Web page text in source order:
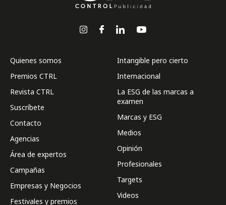
Quienes somos
Premios CTRL
Revista CTRL
Suscríbete
Contacto
Agencias
Área de expertos
Campañas
Empresas y Negocios
Festivales y premios
Intangible pero cierto
Internacional
La ESG de las marcas a
examen
Marcas y ESG
Medios
Opinión
Profesionales
Targets
Videos